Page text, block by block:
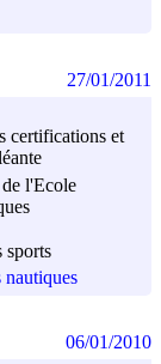
certifications et
l'Ecole
sports
nautiques
27/01/2011
06/01/2010